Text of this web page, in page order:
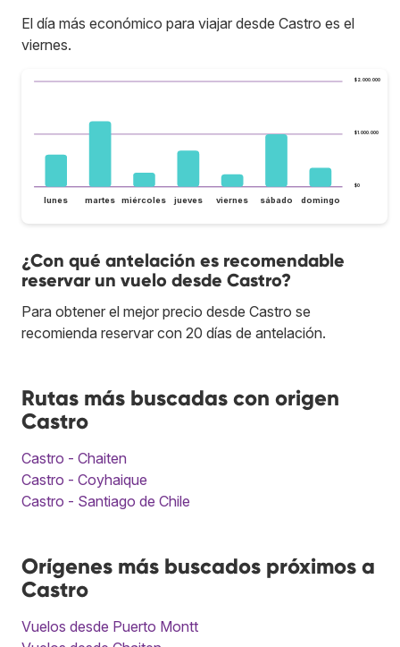
El día más económico para viajar desde Castro es el
viernes.
$0
$1.000.000
$2.000.000
lunes martes miércoles jueves viernes sábado domingo
¿Con qué antelación es recomendable
reservar un vuelo desde Castro?
Para obtener el mejor precio desde Castro se
recomienda reservar con 20 días de antelación.
Rutas más buscadas con origen
Castro
Castro - Chaiten
Castro - Coyhaique
Castro - Santiago de Chile
Orígenes más buscados próximos a
Castro
Vuelos desde Puerto Montt